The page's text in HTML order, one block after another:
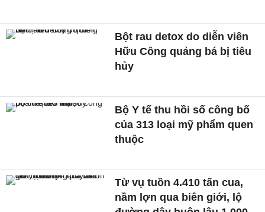
Bột rau detox do diễn viên
Hữu Công quảng bá bị tiêu
hủy
Bộ Y tế thu hồi số công bố
của 313 loại mỹ phẩm quen
thuộc
Từ vụ tuồn 4.410 tấn cua,
nầm lợn qua biên giới, lộ